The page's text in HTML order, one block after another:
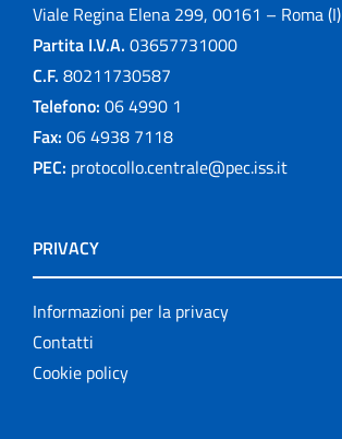
Viale Regina Elena 299, 00161 – Roma (I)
Partita I.V.A. 03657731000
C.F. 80211730587
Telefono: 06 4990 1
Fax: 06 4938 7118
PEC: protocollo.centrale@pec.iss.it
PRIVACY
Informazioni per la privacy
Contatti
Cookie policy